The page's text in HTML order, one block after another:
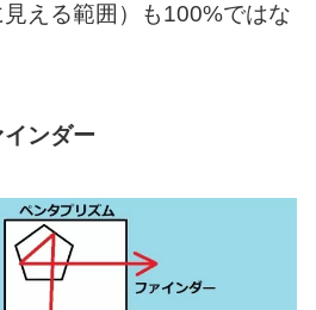
える範囲）も100%ではな
インダー